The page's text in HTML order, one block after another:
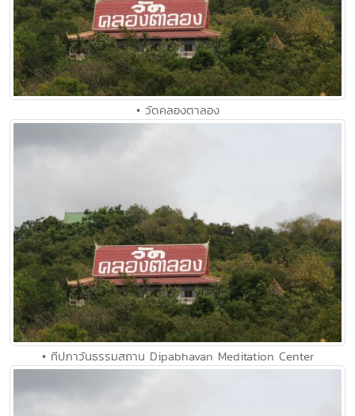
• วัดคลองตาลอง
• ทีปภาวันธรรมสถาน Dipabhavan Meditation Center